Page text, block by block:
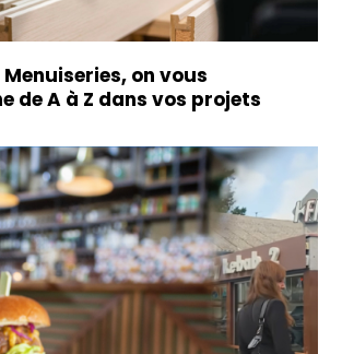
on vous
de A à Z dans vos projets